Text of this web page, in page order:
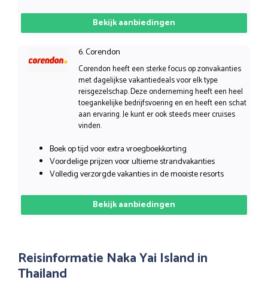
Bekijk aanbiedingen
6. Corendon
Corendon heeft een sterke focus op zonvakanties
met dagelijkse vakantiedeals voor elk type
reisgezelschap. Deze onderneming heeft een heel
toegankelijke bedrijfsvoering en en heeft een schat
aan ervaring. Je kunt er ook steeds meer cruises
vinden.
Boek op tijd voor extra vroegboekkorting
Voordelige prijzen voor ultieme strandvakanties
Volledig verzorgde vakanties in de mooiste resorts
Bekijk aanbiedingen
Reisinformatie Naka Yai Island in
Thailand